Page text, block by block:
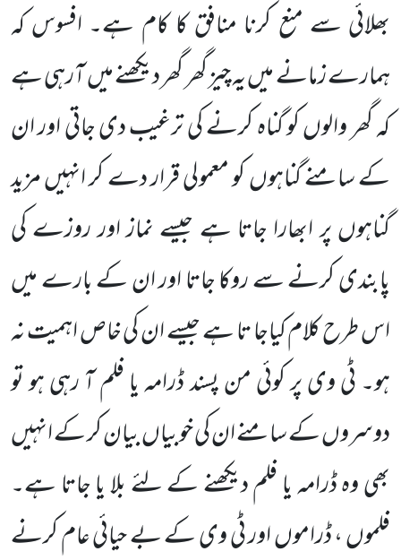
بھلائی سے منع کرنا منافق کا کام ہے۔ افسوس کہ
ہمارے زمانے میں یہ چیز گھر گھر دیکھنے میں آرہی ہے
کہ گھر والوں کو گناہ کرنے کی ترغیب دی جاتی اور ان
کے سامنے گناہوں کو معمولی قرار دے کر انہیں مزید
گناہوں پر ابھارا جاتا ہے جیسے نماز اور روزے کی
پابندی کرنے سے روکا جاتا اور ان کے بارے میں
اس طرح کلام کیاجا تا ہے جیسے ان کی خاص اہمیت نہ
ہو۔ ٹی وی پر کوئی من پسند ڈرامہ یا فلم آ رہی ہو تو
دوسروں کے سامنے ان کی خوبیاں بیان کر کے انہیں
بھی وہ ڈرامہ یا فلم دیکھنے کے لئے بلا یا جاتا ہے۔
فلموں ، ڈراموں اور ٹی وی کے بے حیائی عام کرنے